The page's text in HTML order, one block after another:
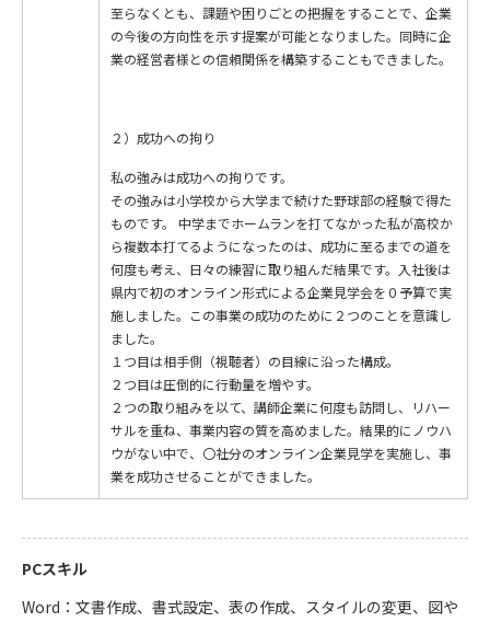
至らなくとも、課題や困りごとの把握をすることで、企業
の今後の方向性を示す提案が可能となりました。同時に企
業の経営者様との信頼関係を構築することもできました。
２）成功への拘り
私の強みは成功への拘りです。
その強みは小学校から大学まで続けた野球部の経験で得た
ものです。 中学までホームランを打てなかった私が高校か
ら複数本打てるようになったのは、成功に至るまでの道を
何度も考え、日々の練習に取り組んだ結果です。入社後は
県内で初のオンライン形式による企業見学会を０予算で実
施しました。この事業の成功のために２つのことを意識し
ました。
１つ目は相手側（視聴者）の目線に沿った構成。
２つ目は圧倒的に行動量を増やす。
２つの取り組みを以て、講師企業に何度も訪問し、リハー
サルを重ね、事業内容の質を高めました。結果的にノウハ
ウがない中で、〇社分のオンライン企業見学を実施し、事
業を成功させることができました。
PCスキル
Word：文書作成、書式設定、表の作成、スタイルの変更、図や